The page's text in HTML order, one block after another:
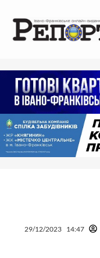
вмісту
29/12/2023 14:47